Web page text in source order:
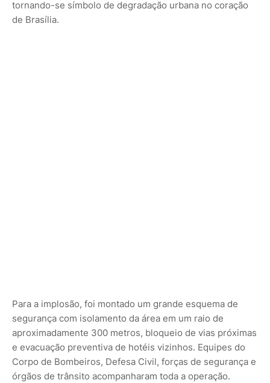
tornando-se símbolo de degradação urbana no coração
de Brasília.
Para a implosão, foi montado um grande esquema de
segurança com isolamento da área em um raio de
aproximadamente 300 metros, bloqueio de vias próximas
e evacuação preventiva de hotéis vizinhos. Equipes do
Corpo de Bombeiros, Defesa Civil, forças de segurança e
órgãos de trânsito acompanharam toda a operação.